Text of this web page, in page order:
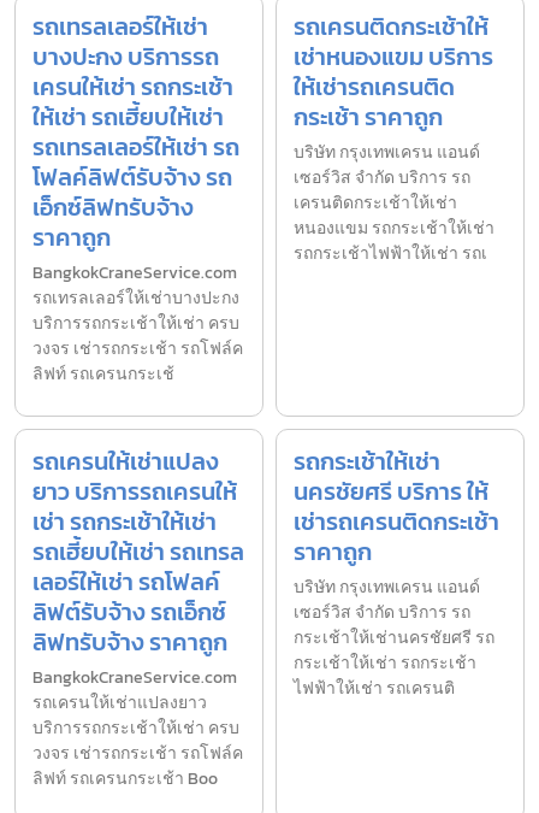
รถเทรลเลอร์ให้เช่า
บางปะกง บริการรถ
เครนให้เช่า รถกระเช้า
ให้เช่า รถเฮี้ยบให้เช่า
รถเทรลเลอร์ให้เช่า รถ
โฟลค์ลิฟต์รับจ้าง รถ
เอ็กซ์ลิฟทรับจ้าง
ราคาถูก
BangkokCraneService.com
รถเทรลเลอร์ให้เช่าบางปะกง
บริการรถกระเช้าให้เช่า ครบ
วงจร เช่ารถกระเช้า รถโฟล์ค
ลิฟท์ รถเครนกระเช้
รถเครนติดกระเช้าให้
เช่าหนองแขม บริการ
ให้เช่ารถเครนติด
กระเช้า ราคาถูก
บริษัท กรุงเทพเครน แอนด์
เซอร์วิส จำกัด บริการ รถ
เครนติดกระเช้าให้เช่า
หนองแขม รถกระเช้าให้เช่า
รถกระเช้าไฟฟ้าให้เช่า รถเ
รถเครนให้เช่าแปลง
ยาว บริการรถเครนให้
เช่า รถกระเช้าให้เช่า
รถเฮี้ยบให้เช่า รถเทรล
เลอร์ให้เช่า รถโฟลค์
ลิฟต์รับจ้าง รถเอ็กซ์
ลิฟทรับจ้าง ราคาถูก
BangkokCraneService.com
รถเครนให้เช่าแปลงยาว
บริการรถกระเช้าให้เช่า ครบ
วงจร เช่ารถกระเช้า รถโฟล์ค
ลิฟท์ รถเครนกระเช้า Boo
รถกระเช้าให้เช่า
นครชัยศรี บริการ ให้
เช่ารถเครนติดกระเช้า
ราคาถูก
บริษัท กรุงเทพเครน แอนด์
เซอร์วิส จำกัด บริการ รถ
กระเช้าให้เช่านครชัยศรี รถ
กระเช้าให้เช่า รถกระเช้า
ไฟฟ้าให้เช่า รถเครนติ